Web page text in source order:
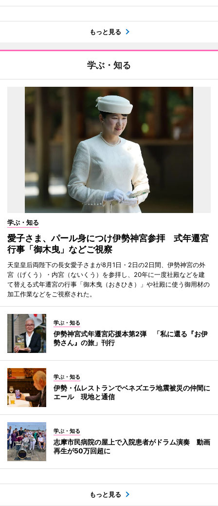
もっと見る
学ぶ・知る
学ぶ・知る
愛子さま、パール身につけ伊勢神宮参拝 式年遷宮
行事「御木曳」などご視察
天皇皇后両陛下の長女愛子さまが8月1日・2日の2日間、伊勢神宮の外
宮（げくう）・内宮（ないくう）を参拝し、20年に一度社殿などを建
て替える式年遷宮の行事「御木曳（おきひき）」や社殿に使う御用材の
加工作業などをご視察された。
学ぶ・知る
伊勢神宮式年遷宮応援本第2弾 「私に還る『お伊
勢さん』の旅」刊行
学ぶ・知る
伊勢・仏レストランでベネズエラ地震被災の仲間に
エール 現地と通信
学ぶ・知る
志摩市民病院の屋上で入院患者がドラム演奏 動画
再生が50万回超に
もっと見る